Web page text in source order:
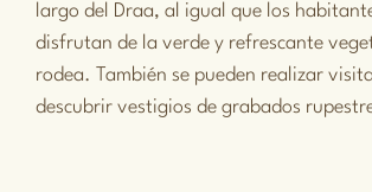
largo del Draa, al igual que los
disfrutan de la verde y refrescante
rodea. También se pueden realizar
descubrir vestigios de grabados